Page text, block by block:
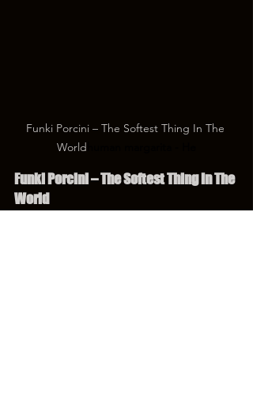
Funki Porcini – The Softest Thing In The
World
Funki Porcini – The Softest Thing In The
World